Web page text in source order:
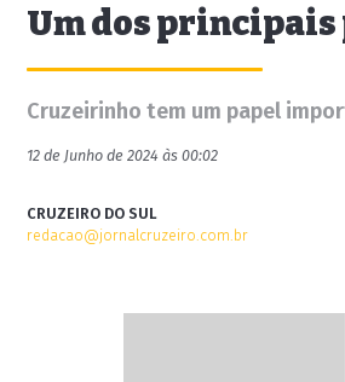
Um dos principais
Cruzeirinho tem um papel
12 de Junho de 2024 às 00:02
CRUZEIRO DO SUL
redacao@jornalcruzeiro.com.br